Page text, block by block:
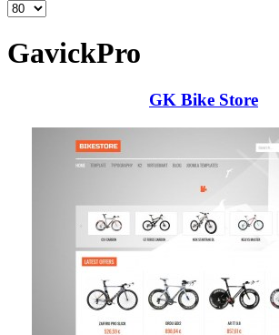
GavickPro
GK Bike Store